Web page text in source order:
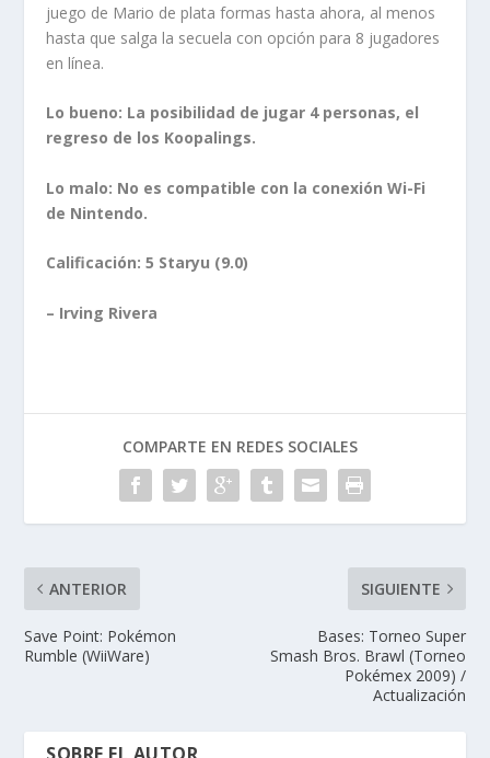
juego de Mario de plata formas hasta ahora, al menos
hasta que salga la secuela con opción para 8 jugadores
en línea.
Lo bueno: La posibilidad de jugar 4 personas, el
regreso de los Koopalings.
Lo malo: No es compatible con la conexión Wi-Fi
de Nintendo.
Calificación: 5 Staryu (9.0)
– Irving Rivera
COMPARTE EN REDES SOCIALES
ANTERIOR
Save Point: Pokémon
Rumble (WiiWare)
SIGUIENTE
Bases: Torneo Super
Smash Bros. Brawl (Torneo
Pokémex 2009) /
Actualización